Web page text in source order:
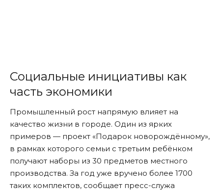
Социальные инициативы как
часть экономики
Промышленный рост напрямую влияет на
качество жизни в городе. Один из ярких
примеров — проект «Подарок новорождённому»,
в рамках которого семьи с третьим ребёнком
получают наборы из 30 предметов местного
производства. За год уже вручено более 1700
таких комплектов, сообщает пресс-служа